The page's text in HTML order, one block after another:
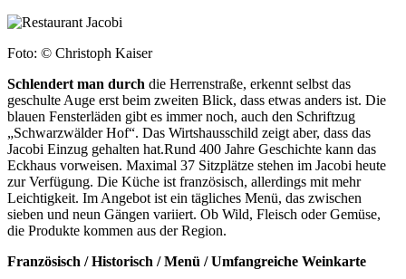
Foto: © Christoph Kaiser
Schlendert man durch die Herrenstraße, erkennt selbst das
geschulte Auge erst beim zweiten Blick, dass etwas anders ist. Die
blauen Fensterläden gibt es immer noch, auch den Schriftzug
„Schwarzwälder Hof“. Das Wirtshausschild zeigt aber, dass das
Jacobi Einzug gehalten hat.Rund 400 Jahre Geschichte kann das
Eckhaus vorweisen. Maximal 37 Sitzplätze stehen im Jacobi heute
zur Verfügung. Die Küche ist französisch, allerdings mit mehr
Leichtigkeit. Im Angebot ist ein tägliches Menü, das zwischen
sieben und neun Gängen variiert. Ob Wild, Fleisch oder Gemüse,
die Produkte kommen aus der Region.
Französisch / Historisch / Menü / Umfangreiche Weinkarte